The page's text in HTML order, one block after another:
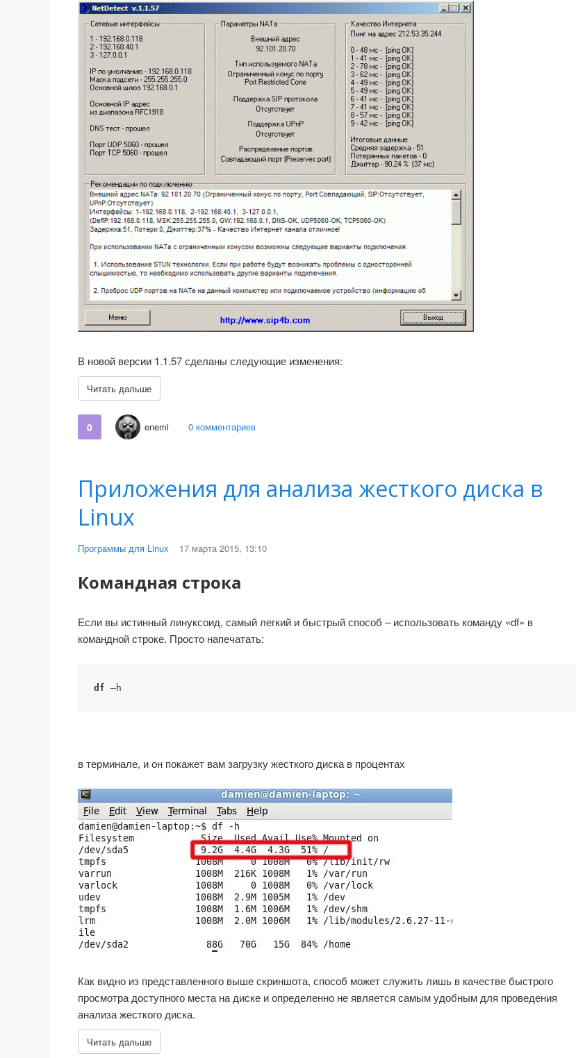
В новой версии 1.1.57 сделаны следующие изменения:
Читать дальше
0 enemi 0 комментариев
Приложения для анализа жесткого диска в
Linux
Программы для Linux 17 марта 2015, 13:10
Командная строка
Если вы истинный линуксоид, самый легкий и быстрый способ – использовать команду «df» в
командной строке. Просто напечатать:
df –h
в терминале, и он покажет вам загрузку жесткого диска в процентах
Как видно из представленного выше скриншота, способ может служить лишь в качестве быстрого
просмотра доступного места на диске и определенно не является самым удобным для проведения
анализа жесткого диска.
Читать дальше